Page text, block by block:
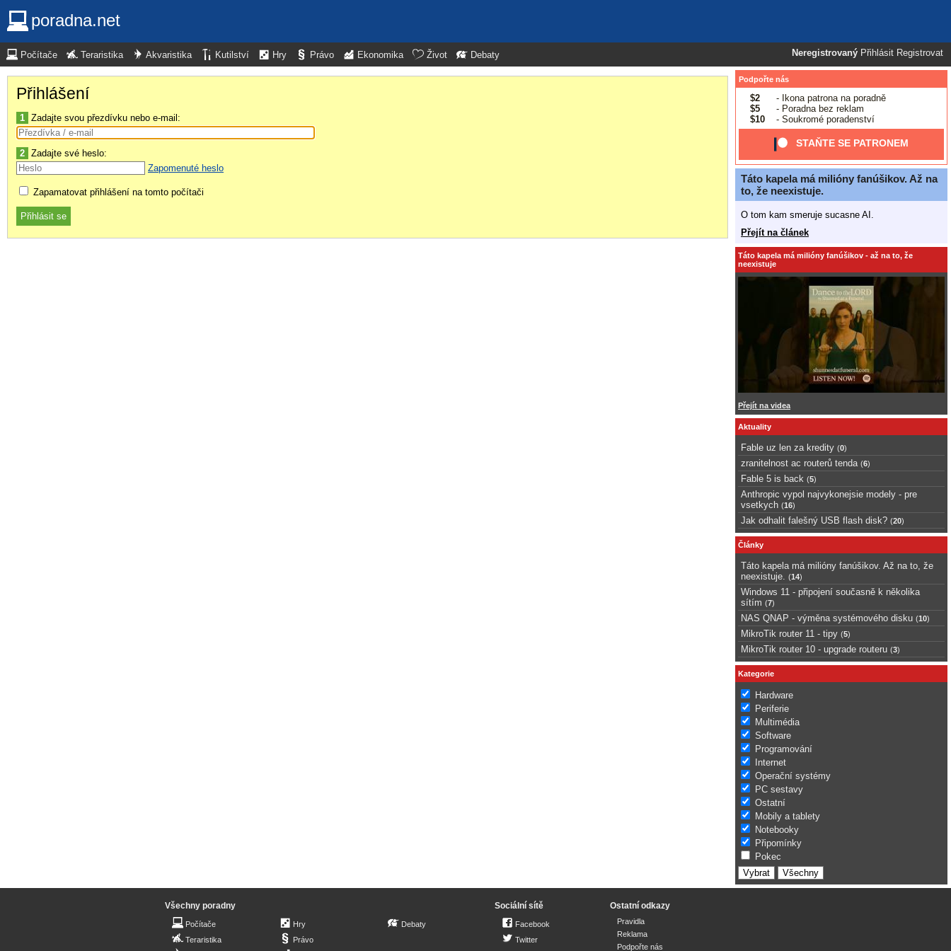
poradna.net
Neregistrovaný Přihlásit Registrovat
Počítače Teraristika Akvaristika Kutilství Hry Právo Ekonomika Život Debaty
Přihlášení
1 Zadajte svou přezdívku nebo e-mail:
2 Zadajte své heslo:
Zapomenuté heslo
Zapamatovat přihlášení na tomto počítači
Podpořte nás
$2
- Ikona patrona na poradně
$5
- Poradna bez reklam
$10
- Soukromé poradenství
STAŇTE SE PATRONEM
Táto kapela má milióny fanúšikov. Až na
to, že neexistuje.
O tom kam smeruje sucasne AI.
Přejít na článek
Táto kapela má milióny fanúšikov - až na to, že
neexistuje
Přejít na videa
Aktuality
Fable uz len za kredity (0)
zranitelnost ac routerů tenda (6)
Fable 5 is back (5)
Anthropic vypol najvykonejsie modely - pre
vsetkych (16)
Jak odhalit falešný USB flash disk? (20)
Články
Táto kapela má milióny fanúšikov. Až na to, že
neexistuje.
(14)
Windows 11 - připojení současně k několika
sítím (7)
NAS QNAP - výměna systémového disku (10)
MikroTik router 11 - tipy (5)
MikroTik router 10 - upgrade routeru (3)
Kategorie
Hardware
Periferie
Multimédia
Software
Programování
Internet
Operační systémy
PC sestavy
Ostatní
Mobily a tablety
Notebooky
Připomínky
Pokec
Všechny poradny
Počítače
Teraristika
Hry
Právo
Debaty
Sociální sítě
Facebook
Twitter
Ostatní odkazy
Pravidla
Reklama
Podpořte nás